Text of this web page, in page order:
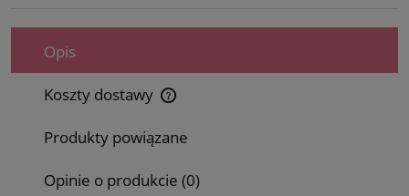
Opis
Koszty dostawy
Cena nie zawiera ewentualnych kosztów płatności
Produkty powiązane
Opinie o produkcie (0)